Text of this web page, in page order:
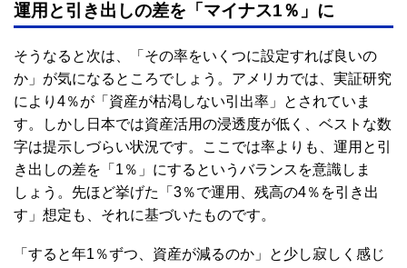
運用と引き出しの差を「マイナス1％」に
そうなると次は、「その率をいくつに設定すれば良いの
か」が気になるところでしょう。アメリカでは、実証研究
により4％が「資産が枯渇しない引出率」とされていま
す。しかし日本では資産活用の浸透度が低く、ベストな数
字は提示しづらい状況です。ここでは率よりも、運用と引
き出しの差を「1％」にするというバランスを意識しま
しょう。先ほど挙げた「3％で運用、残高の4％を引き出
す」想定も、それに基づいたものです。
「すると年1％ずつ、資産が減るのか」と少し寂しく感じ